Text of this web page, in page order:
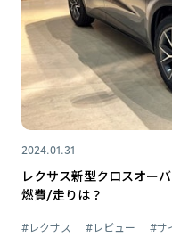
2024.01.31
レクサス新型クロスオー
燃費/走りは？
#レクサス #レビュー #サ